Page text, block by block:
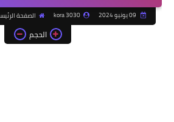
kora 3030 الصفحة
الحجم